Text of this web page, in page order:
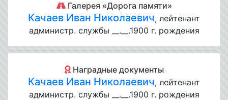
Галерея «Дорога памяти»
Качаев Иван Николаевич, лейтенант
администр. службы __.__.1900 г. рождения
Наградные документы
Качаев Иван Николаевич, лейтенант
администр. службы __.__.1900 г. рождения